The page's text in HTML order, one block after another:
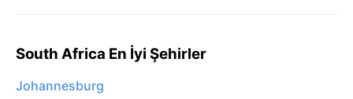
South Africa En İyi Şehirler
Johannesburg